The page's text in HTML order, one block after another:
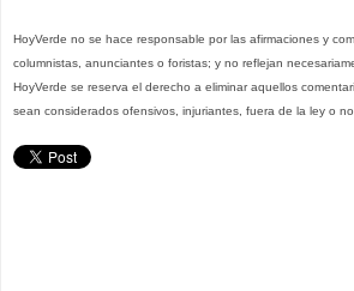
HoyVerde no se hace responsable por las afirmaciones y
columnistas, anunciantes o foristas; y no reflejan
HoyVerde se reserva el derecho a eliminar aquellos
sean considerados ofensivos, injuriantes, fuera de la ley o